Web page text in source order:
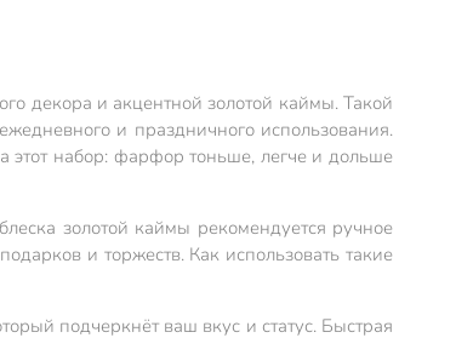
декора и акцентной золотой каймы. Такой
и праздничного использования.
этот набор: фарфор тоньше, легче и дольше
золотой каймы рекомендуется ручное
и торжеств. Как использовать такие
подчеркнёт ваш вкус и статус. Быстрая